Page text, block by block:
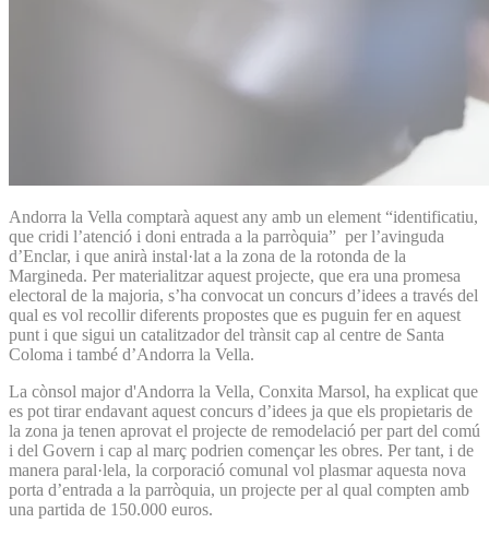
Andorra la Vella comptarà aquest any amb un element “identificatiu,
que cridi l’atenció i doni entrada a la parròquia” per l’avinguda
d’Enclar, i que anirà instal·lat a la zona de la rotonda de la
Margineda. Per materialitzar aquest projecte, que era una promesa
electoral de la majoria, s’ha convocat un concurs d’idees a través del
qual es vol recollir diferents propostes que es puguin fer en aquest
punt i que sigui un catalitzador del trànsit cap al centre de Santa
Coloma i també d’Andorra la Vella.
La cònsol major d'Andorra la Vella, Conxita Marsol, ha explicat que
es pot tirar endavant aquest concurs d’idees ja que els propietaris de
la zona ja tenen aprovat el projecte de remodelació per part del comú
i del Govern i cap al març podrien començar les obres. Per tant, i de
manera paral·lela, la corporació comunal vol plasmar aquesta nova
porta d’entrada a la parròquia, un projecte per al qual compten amb
una partida de 150.000 euros.